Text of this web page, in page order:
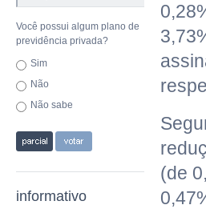
Você possui algum plano de
previdência privada?
Sim
Não
Não sabe
informativo
(de